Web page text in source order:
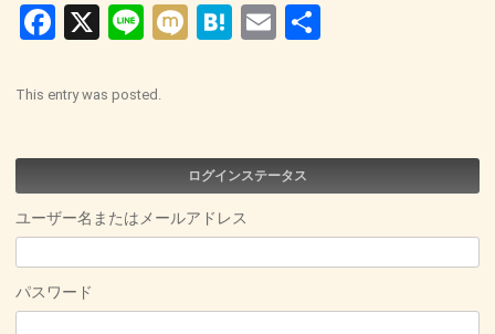
Facebook
X LineMixiHatena
Email
This entry was posted.
ログインステータス
ユーザー名またはメールアドレス
パスワード